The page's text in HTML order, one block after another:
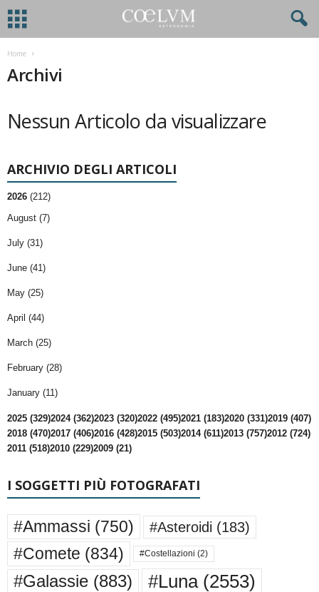
Home
Archivi
Nessun Articolo da visualizzare
ARCHIVIO DEGLI ARTICOLI
2026 (212)
August (7)
July (31)
June (41)
May (25)
April (44)
March (25)
February (28)
January (11)
2025 (329)2024 (362)2023 (320)2022 (495)2021 (183)2020 (331)2019 (407)
2018 (470)2017 (406)2016 (428)2015 (503)2014 (611)2013 (757)2012 (724)
2011 (518)2010 (229)2009 (21)
I SOGGETTI PIÙ FOTOGRAFATI
#Ammassi (750) #Asteroidi (183)
#Comete (834) #Costellazioni (2)
#Galassie (883) #Luna(2553)